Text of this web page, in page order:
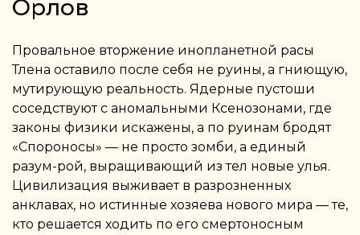
Орлов
Провальное вторжение инопланетной расы
Тлена оставило после себя не руины, а гниющую,
мутирующую реальность. Ядерные пустоши
соседствуют с аномальными Ксенозонами, где
законы физики искажены, а по руинам бродят
«Спороносы» — не просто зомби, а единый
разум-рой, выращивающий из тел новые улья.
Цивилизация выживает в разрозненных
анклавах, но истинные хозяева нового мира — те,
кто решается ходить по его смертоносным